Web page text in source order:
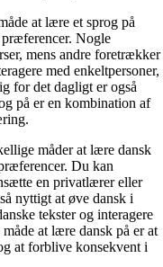
at lære et sprog på
Nogle
mens andre foretrækker
med enkeltpersoner,
for det dagligt er også
på er en kombination af
måder at lære dansk
Du kan
en privatlærer eller
nyttigt at øve dansk i
tekster og interagere
at lære dansk på er at
at forblive konsekvent i